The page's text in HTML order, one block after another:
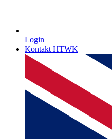
Login
Kontakt HTWK